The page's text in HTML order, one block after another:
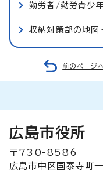
勤労者/勤労青少年
収納対策部の地図
前のページ
広島市役所
〒730-8586
広島市中区国泰寺町